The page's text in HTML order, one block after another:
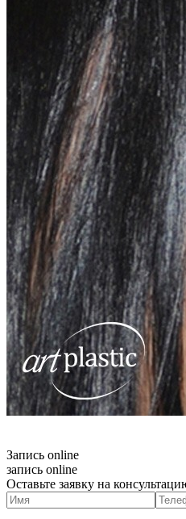
Запись online
запись online
Оставьте заявку на